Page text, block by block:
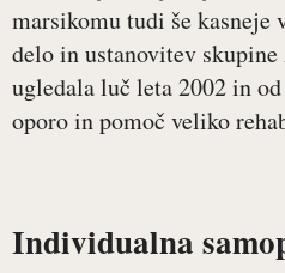
marsikomu tudi še kasneje
delo in ustanovitev skupine
ugledala luč leta 2002 in
oporo in pomoč veliko
Individualna